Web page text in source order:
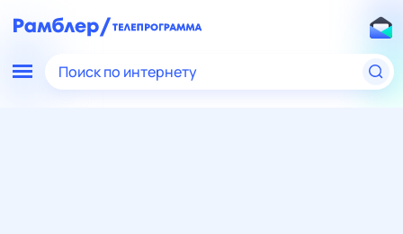
Поиск по интернету